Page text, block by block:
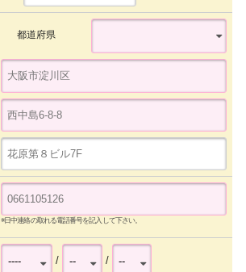
都道府県
※日中連絡の取れる電話番号を記入して下さい。
/ /